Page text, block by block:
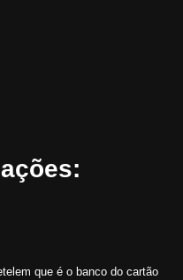
que é o banco do cartão